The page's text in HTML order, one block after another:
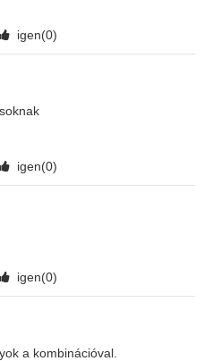
igen(0)
igen(0)
igen(0)
a kombinációval.